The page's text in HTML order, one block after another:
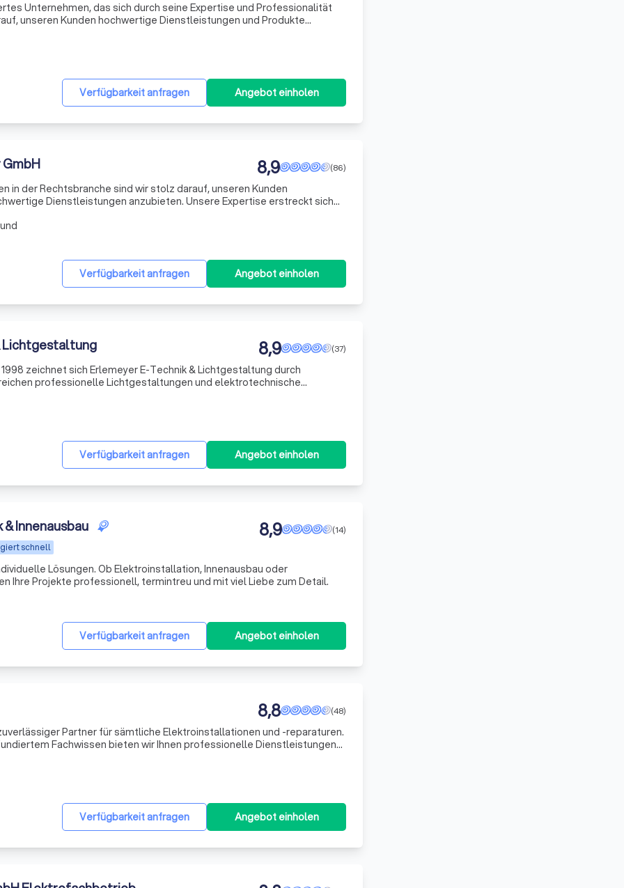
Unternehmen, das sich durch seine Expertise und Professionalität
unseren Kunden hochwertige Dienstleistungen und Produkte
Verfügbarkeit anfragen Angebot einholen
(86)
8,9
in der Rechtsbranche sind wir stolz darauf, unseren Kunden
Dienstleistungen anzubieten. Unsere Expertise erstreckt sich
Verfügbarkeit anfragen Angebot einholen
Lichtgestaltung (37)
8,9
zeichnet sich Erlemeyer E-Technik & Lichtgestaltung durch
professionelle Lichtgestaltungen und elektrotechnische
Verfügbarkeit anfragen Angebot einholen
Innenausbau
schnell
(14)
8,9
Lösungen. Ob Elektroinstallation, Innenausbau oder
Ihre Projekte professionell, termintreu und mit viel Liebe zum Detail.
Verfügbarkeit anfragen Angebot einholen
(48)
8,8
Partner für sämtliche Elektroinstallationen und -reparaturen.
Fachwissen bieten wir Ihnen professionelle Dienstleistungen
Verfügbarkeit anfragen Angebot einholen